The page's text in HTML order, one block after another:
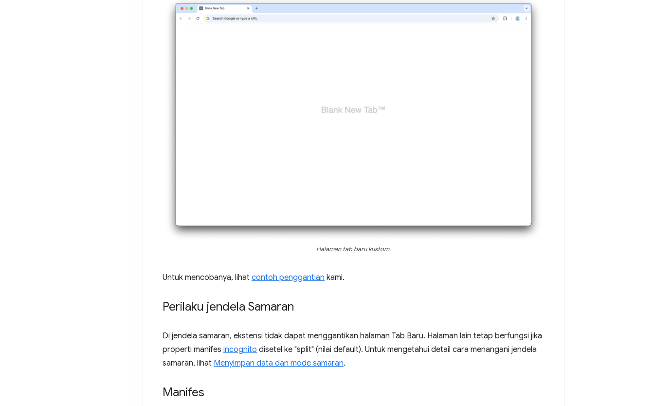
Halaman tab baru kustom.
Untuk mencobanya, lihat contoh penggantian kami.
Perilaku jendela Samaran
Di jendela samaran, ekstensi tidak dapat menggantikan halaman Tab Baru. Halaman lain tetap berfungsi jika
properti manifes incognito disetel ke "split" (nilai default). Untuk mengetahui detail cara menangani jendela
samaran, lihat Menyimpan data dan mode samaran.
Manifes